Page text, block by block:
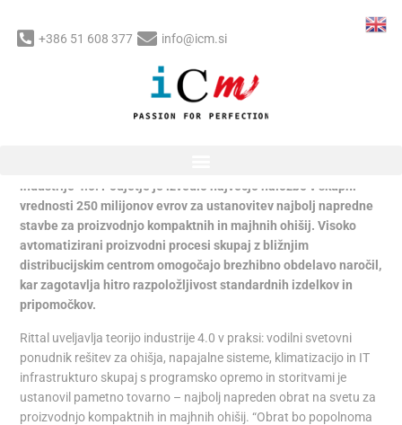
content
+386 51 608 377 info@icm.si
Podjetje Rittal
industrije 4.0. Podjetje je izvedlo največjo naložbo v skupni
vrednosti 250 milijonov evrov za ustanovitev najbolj napredne
stavbe za proizvodnjo kompaktnih in majhnih ohišij. Visoko
avtomatizirani proizvodni procesi skupaj z bližnjim
distribucijskim centrom omogočajo brezhibno obdelavo naročil,
kar zagotavlja hitro razpoložljivost standardnih izdelkov in
pripomočkov.
Rittal uveljavlja teorijo industrije 4.0 v praksi: vodilni svetovni
ponudnik rešitev za ohišja, napajalne sisteme, klimatizacijo in IT
infrastrukturo skupaj s programsko opremo in storitvami je
ustanovil pametno tovarno – najbolj napreden obrat na svetu za
proizvodnjo kompaktnih in majhnih ohišij. “Obrat bo popolnoma